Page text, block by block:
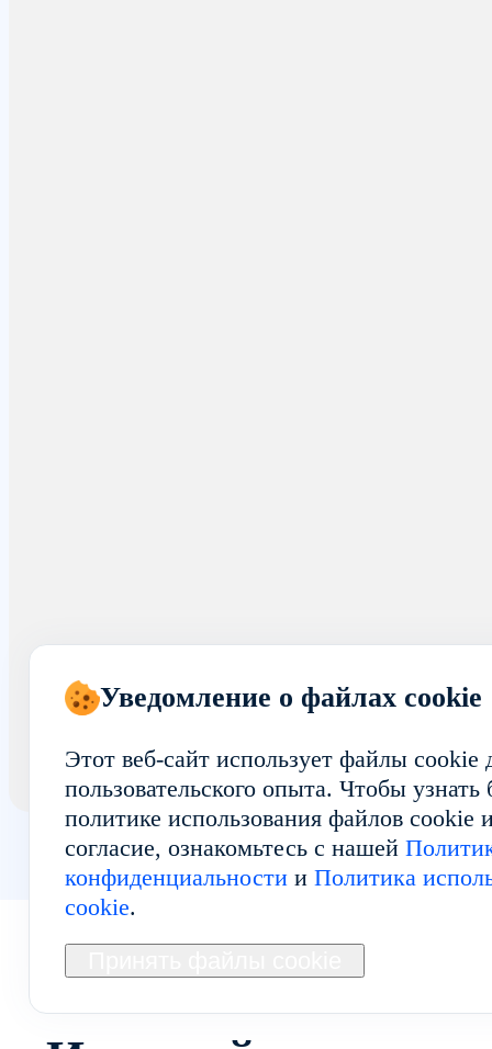
Уведомление о файлах cookie
Этот веб-сайт использует файлы cookie
пользовательского опыта. Чтобы
политике использования файлов cookie
согласие, ознакомьтесь с нашей
конфиденциальностии Политика
cookie.